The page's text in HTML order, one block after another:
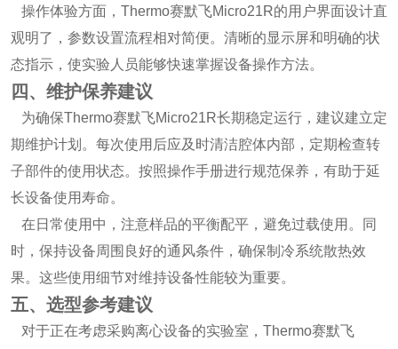
操作体验方面，Thermo赛默飞Micro21R的用户界面设计直
观明了，参数设置流程相对简便。清晰的显示屏和明确的状
态指示，使实验人员能够快速掌握设备操作方法。
四、维护保养建议
为确保Thermo赛默飞Micro21R长期稳定运行，建议建立定
期维护计划。每次使用后应及时清洁腔体内部，定期检查转
子部件的使用状态。按照操作手册进行规范保养，有助于延
长设备使用寿命。
在日常使用中，注意样品的平衡配平，避免过载使用。同
时，保持设备周围良好的通风条件，确保制冷系统散热效
果。这些使用细节对维持设备性能较为重要。
五、选型参考建议
对于正在考虑采购离心设备的实验室，Thermo赛默飞